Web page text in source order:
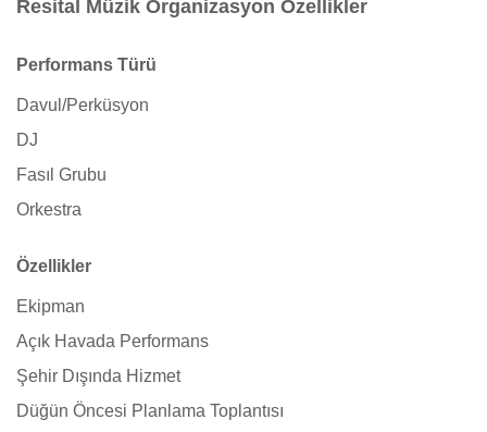
Resital Müzik Organizasyon Özellikler
Performans Türü
Davul/Perküsyon
DJ
Fasıl Grubu
Orkestra
Özellikler
Ekipman
Açık Havada Performans
Şehir Dışında Hizmet
Düğün Öncesi Planlama Toplantısı